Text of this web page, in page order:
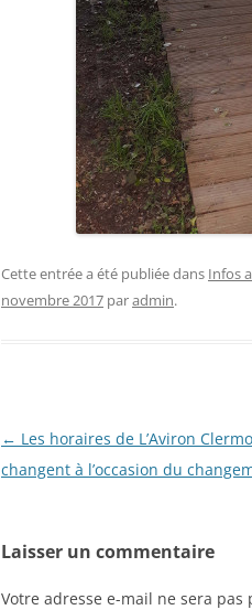
Cette entrée a été publiée dans Infos
novembre 2017 paradmin.
Navigation
des
← Les horaires de L’Aviron
changent à l’occasion du
Laisser un commentaire
Votre adresse e-mail ne sera pas